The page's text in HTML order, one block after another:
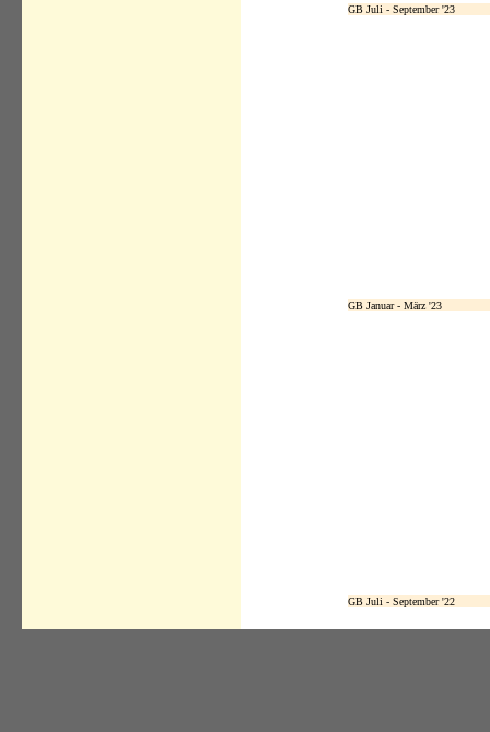
GB Juli - September '23
GB Januar - März '23
GB Juli - September '22